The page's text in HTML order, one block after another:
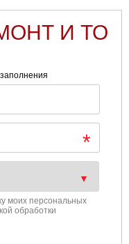
И ТО
моих персональных
обработки